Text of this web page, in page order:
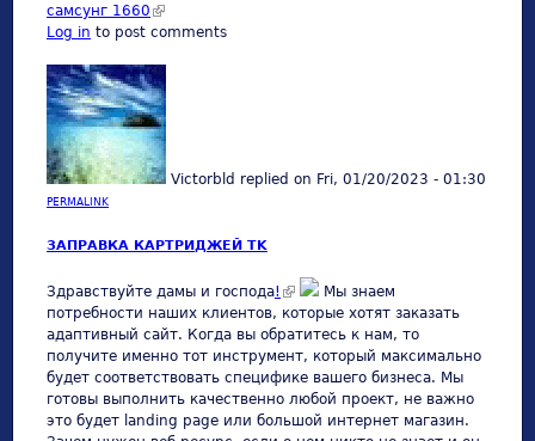
самсунг 1660 (link is external)
Log in to post comments
Victorbld replied on Fri, 01/20/2023 - 01:30
PERMALINK
ЗАПРАВКА КАРТРИДЖЕЙ TK
Здравствуйте дамы и господа! (link is external)
Мы знаем
потребности наших клиентов, которые хотят заказать
адаптивный сайт. Когда вы обратитесь к нам, то
получите именно тот инструмент, который максимально
будет соответствовать специфике вашего бизнеса. Мы
готовы выполнить качественно любой проект, не важно
это будет landing page или большой интернет магазин.